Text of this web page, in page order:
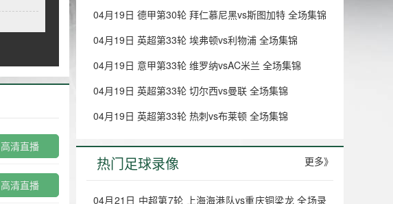
高清直播
高清直播
04月19日 德甲第30轮 拜仁慕尼黑vs斯图加特 全场集锦
04月19日 英超第33轮 埃弗顿vs利物浦 全场集锦
04月19日 意甲第33轮 维罗纳vsAC米兰 全场集锦
04月19日 英超第33轮 切尔西vs曼联 全场集锦
04月19日 英超第33轮 热刺vs布莱顿 全场集锦
热门足球录像 更多》
04月21日 中超第7轮 上海海港队vs重庆铜梁龙 全场录